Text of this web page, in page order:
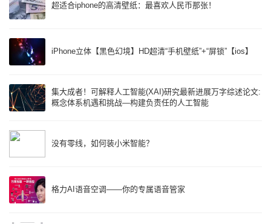
超适合iphone的高清壁纸：最喜欢人民币那张！
iPhone立体【黑色幻境】HD超清“手机壁纸”+“屏锁”【ios】
集大成者！可解释人工智能(XAI)研究最新进展万字综述论文:
概念体系机遇和挑战—构建负责任的人工智能
没有零线，如何装小米智能？
格力AI语音空调——你的专属语音管家